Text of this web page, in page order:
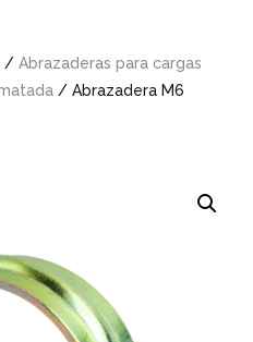
/ Abrazaderas para cargas
/ Abrazadera M6